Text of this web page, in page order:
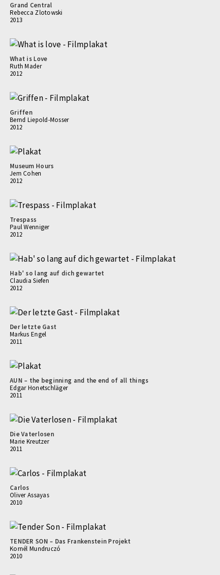
Grand Central
Rebecca Zlotowski
2013
What is Love
Ruth Mader
2012
Griffen
Bernd Liepold-Mosser
2012
Museum Hours
Jem Cohen
2012
Trespass
Paul Wenniger
2012
Hab' so lang auf dich gewartet
Claudia Siefen
2012
Der letzte Gast
Markus Engel
2011
AUN – the beginning and the end of all things
Edgar Honetschläger
2011
Die Vaterlosen
Marie Kreutzer
2011
Carlos
Oliver Assayas
2010
TENDER SON – Das Frankenstein Projekt
Kornél Mundruczó
2010